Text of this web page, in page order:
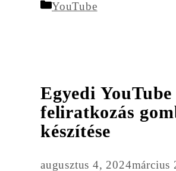
Kategória
YouTube
Egyedi YouTube
feliratkozás
készítése
augusztus 4, 2024március